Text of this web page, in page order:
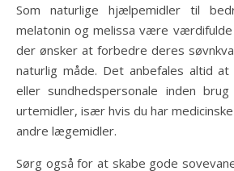
Som naturlige hjælpemidler til
melatonin og melissa være
der ønsker at forbedre deres
naturlig måde. Det anbefales altid
eller sundhedspersonale inden
urtemidler, især hvis du har
andre lægemidler.
Sørg også for at skabe gode